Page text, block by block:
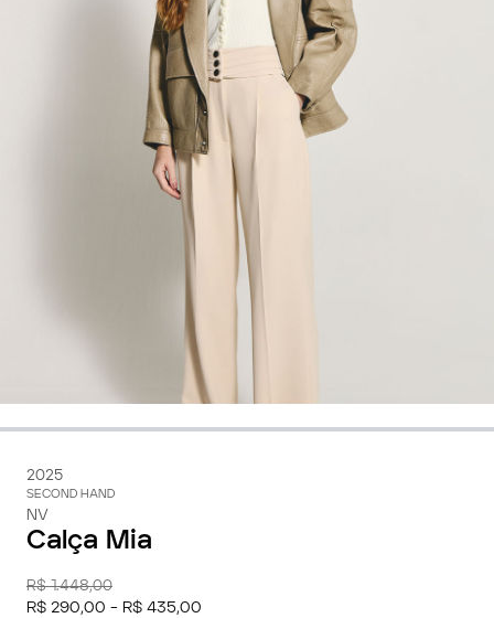
2025
SECOND HAND
NV
Calça Mia
R$ 1.448,00
R$ 290,00 - R$ 435,00